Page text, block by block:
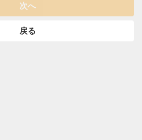
次へ
戻る